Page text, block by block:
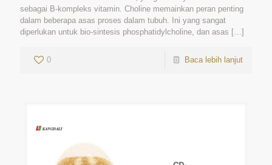
sebagai B-kompleks vitamin. Choline memainkan peran penting
dalam beberapa asas proses dalam tubuh. Ini yang sangat
diperlukan untuk bio-sintesis phosphatidylcholine, dan asas […]
0 Baca lebih lanjut